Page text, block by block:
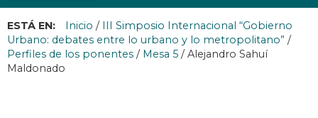
ESTÁ EN: Inicio / III Simposio Internacional “Gobierno
Urbano: debates entre lo urbano y lo metropolitano” /
Perfiles de los ponentes / Mesa 5 /Alejandro Sahuí
Maldonado